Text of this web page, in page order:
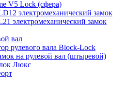
V5 Lock (сфера)
электромеханический замок
электромеханический замок
вал
рулевого вала Block-Lock
на рулевой вал (штыревой)
Люкс